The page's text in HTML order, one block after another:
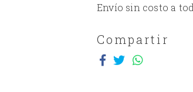
Envío sin costo a
Compartir